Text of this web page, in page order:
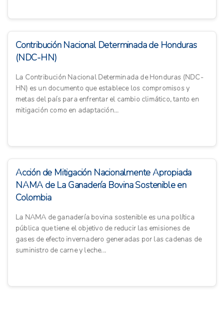
Contribución Nacional Determinada de Honduras
(NDC-HN)
La Contribución Nacional Determinada de Honduras (NDC-
HN) es un documento que establece los compromisos y
metas del país para enfrentar el cambio climático, tanto en
mitigación como en adaptación...
Acción de Mitigación Nacionalmente Apropiada
NAMA de La Ganadería Bovina Sostenible en
Colombia
La NAMA de ganadería bovina sostenible es una política
pública que tiene el objetivo de reducir las emisiones de
gases de efecto invernadero generadas por las cadenas de
suministro de carne y leche...